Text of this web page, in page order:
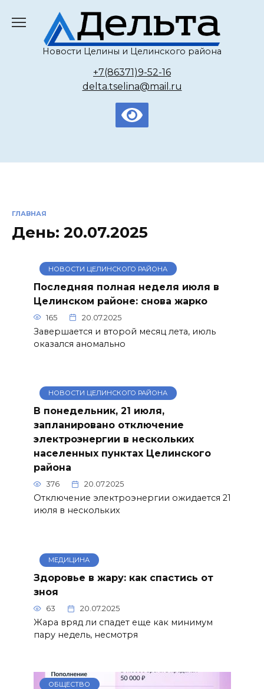
содержанию
Новости Целины и Целинского района
+7(86371)9-52-16
delta.tselina@mail.ru
ГЛАВНАЯ
День: 20.07.2025
НОВОСТИ ЦЕЛИНСКОГО РАЙОНА
Последняя полная неделя июля в
Целинском районе: снова жарко
165 20.07.2025
Завершается и второй месяц лета, июль
оказался аномально
НОВОСТИ ЦЕЛИНСКОГО РАЙОНА
В понедельник, 21 июля,
запланировано отключение
электроэнергии в нескольких
населенных пунктах Целинского
района
376 20.07.2025
Отключение электроэнергии ожидается 21
июля в нескольких
МЕДИЦИНА
Здоровье в жару: как спастись от
зноя
63 20.07.2025
Жара вряд ли спадет еще как минимум
пару недель, несмотря
ОБЩЕСТВО